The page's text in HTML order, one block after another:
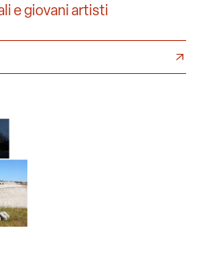
e giovani artisti